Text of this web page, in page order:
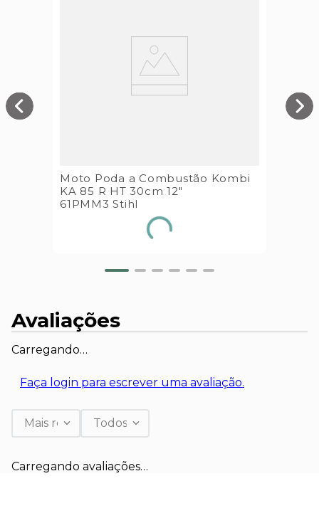
Moto Poda a Combustão Kombi
KA 85 R HT 30cm 12"
61PMM3 Stihl
Avaliações
Carregando…
Faça login para escrever uma avaliação.
Mais recentesTodos
Carregando avaliações…